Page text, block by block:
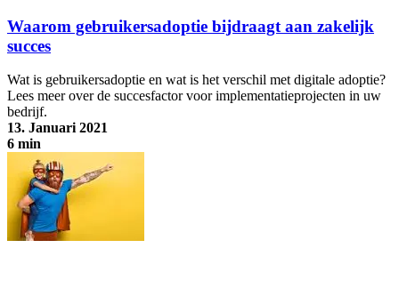
Waarom gebruikersadoptie bijdraagt aan zakelijk
succes
Wat is gebruikersadoptie en wat is het verschil met digitale adoptie?
Lees meer over de succesfactor voor implementatieprojecten in uw
bedrijf.
13. Januari 2021
6 min
Waarom gebruikersadoptie bijdraagt aan zakelijk succes